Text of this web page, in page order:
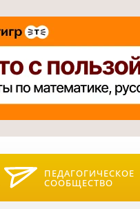
ПЕДАГОГИЧЕСКОЕ
СООБЩЕСТВО